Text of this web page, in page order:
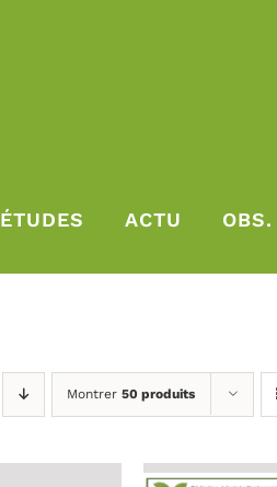
ÉTUDES ACTU OBS.
Montrer 50 produits